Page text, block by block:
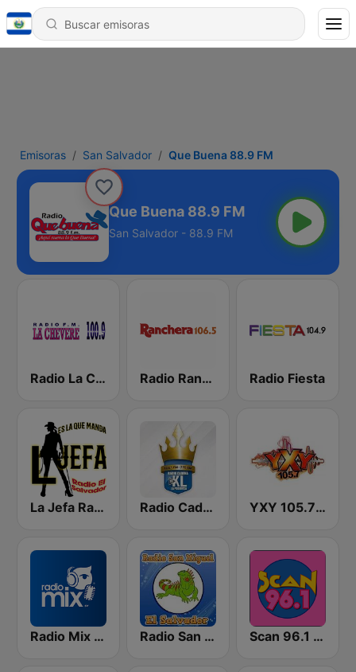
Emisoras San Salvador Que Buena 88.9 FM
Que Buena 88.9 FM
San Salvador - 88.9 FM
Radio La Chevere 100.9 FM Radio Ranchera El Salvador Radio Fiesta
La Jefa Radio El Salvador Radio Cadena YSKL La Poderosa YXY 105.7 FM
Radio Mix El Salvador Radio San Miguel El Salvador Scan 96.1 FM